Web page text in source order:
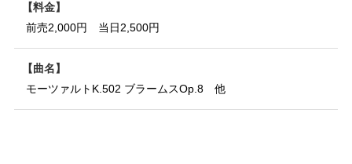
料金
前売2,000円 当日2,500円
曲名
モーツァルトK.502 ブラームスOp.8 他